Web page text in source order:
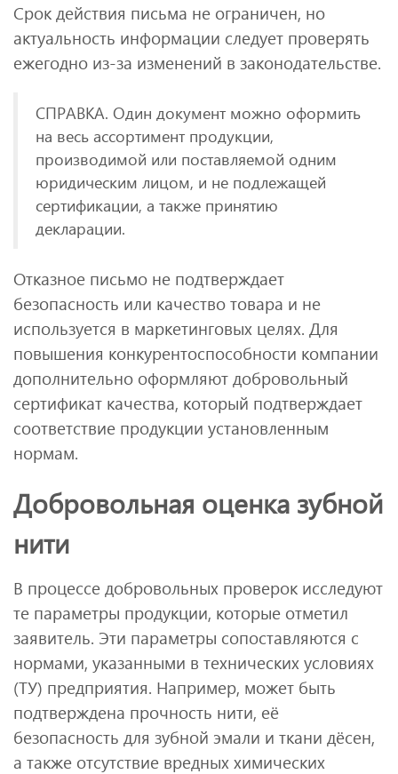
Срок действия письма не ограничен, но
актуальность информации следует проверять
ежегодно из-за изменений в законодательстве.
СПРАВКА. Один документ можно оформить
на весь ассортимент продукции,
производимой или поставляемой одним
юридическим лицом, и не подлежащей
сертификации, а также принятию
декларации.
Отказное письмо не подтверждает
безопасность или качество товара и не
используется в маркетинговых целях. Для
повышения конкурентоспособности компании
дополнительно оформляют добровольный
сертификат качества, который подтверждает
соответствие продукции установленным
нормам.
Добровольная оценка зубной
нити
В процессе добровольных проверок исследуют
те параметры продукции, которые отметил
заявитель. Эти параметры сопоставляются с
нормами, указанными в технических условиях
(ТУ) предприятия. Например, может быть
подтверждена прочность нити, её
безопасность для зубной эмали и ткани дёсен,
а также отсутствие вредных химических